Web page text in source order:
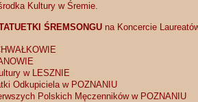
Kultury w Śremie.
ŚREMSONGU na Koncercie
w LESZNIE
Odkupiciela w POZNANIU
Polskich Męczenników w POZNANIU